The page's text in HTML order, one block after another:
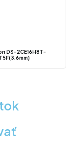
DS-2CE16H8T-